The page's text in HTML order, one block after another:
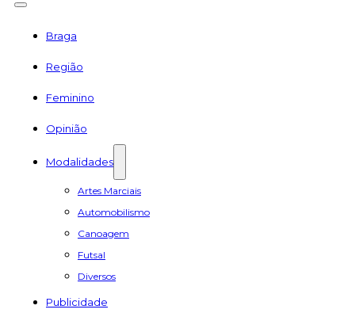
Braga
Região
Feminino
Opinião
Modalidades
Artes Marciais
Automobilismo
Canoagem
Futsal
Diversos
Publicidade